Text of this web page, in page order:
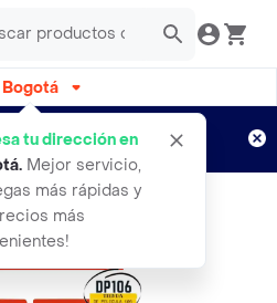
Bogotá
tu dirección en
. Mejor servicio,
más rápidas y
más
por semanas
Aplican TyC